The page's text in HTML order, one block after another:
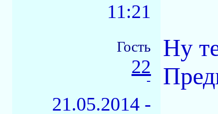
11:21
Гость
22
-
21.05.2014 -
Ну